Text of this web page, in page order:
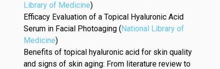
Library of Medicine)
Efficacy Evaluation of a Topical Hyaluronic Acid
Serum in Facial Photoaging (National Library of
Medicine)
Benefits of topical hyaluronic acid for skin quality
and signs of skin aging: From literature review to